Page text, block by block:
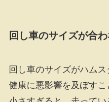
回し車のサイズが合
回し車のサイズがハムス
健康に悪影響を及ぼす